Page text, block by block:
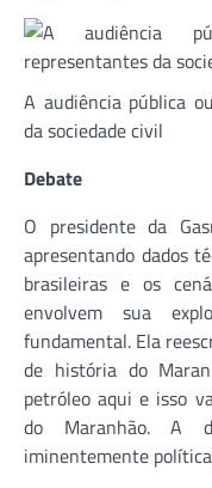
A audiência pública
da sociedade civil
Debate
O presidente da
apresentando dados
brasileiras e os
envolvem sua
fundamental. Ela
de história do
petróleo aqui e isso
do Maranhão. A
iminentemente